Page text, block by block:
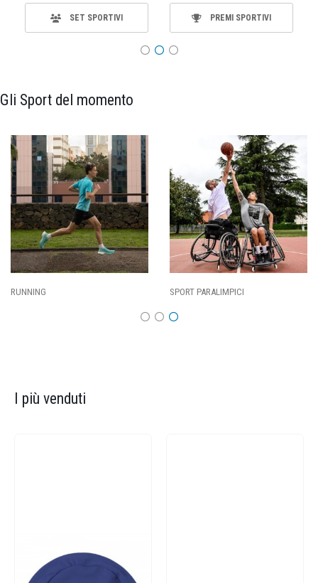
SET SPORTIVI PREMI SPORTIVI
Gli Sport del momento
SPORT PARALIMPICI
I più venduti